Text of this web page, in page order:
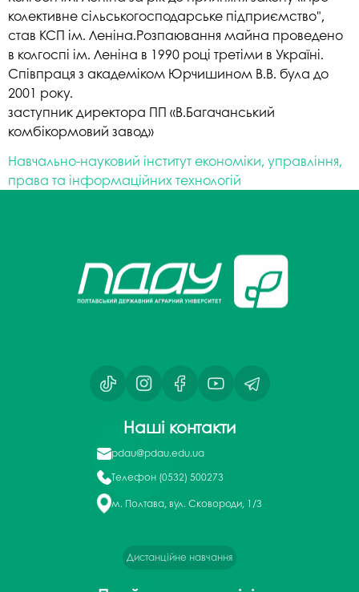
колективне сільськогосподарське підприємство",
став КСП ім. Леніна.Розпаювання майна проведено
в колгоспі ім. Леніна в 1990 році третіми в Україні.
Співпраця з академіком Юрчишином В.В. була до
2001 року.
заступник директора ПП «В.Багачанський
комбікормовий завод»
Навчально-науковий інститут економіки, управління,
права та інформаційних технологій
Наші контакти
pdau@pdau.edu.ua
Телефон (0532) 500273
м. Полтава, вул. Сковороди, 1/3
Дистанційне навчання